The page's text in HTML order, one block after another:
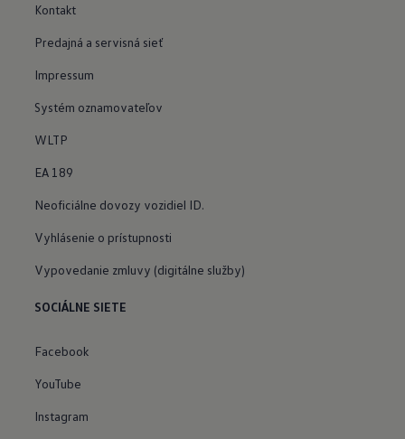
Kontakt
Predajná a servisná sieť
Impressum
Systém oznamovateľov
WLTP
EA 189
Neoficiálne dovozy vozidiel ID.
Vyhlásenie o prístupnosti
Vypovedanie zmluvy (digitálne služby)
SOCIÁLNE SIETE
Facebook
YouTube
Instagram